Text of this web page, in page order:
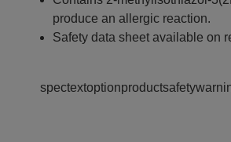
produce an allergic reaction.
Safety data sheet available on